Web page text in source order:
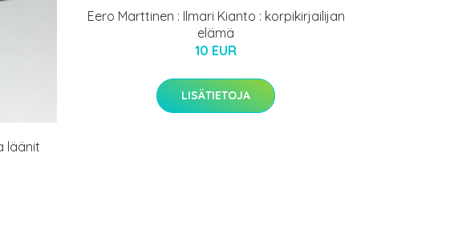
läänit
Eero Marttinen : Ilmari Kianto : korpikirjailijan
elämä
10 EUR
LISÄTIETOJA